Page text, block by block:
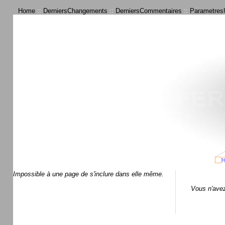
Home :: DerniersChangements :: DerniersCommentaires ::
Impossible à une page de s'inclure dans elle même.
Vous